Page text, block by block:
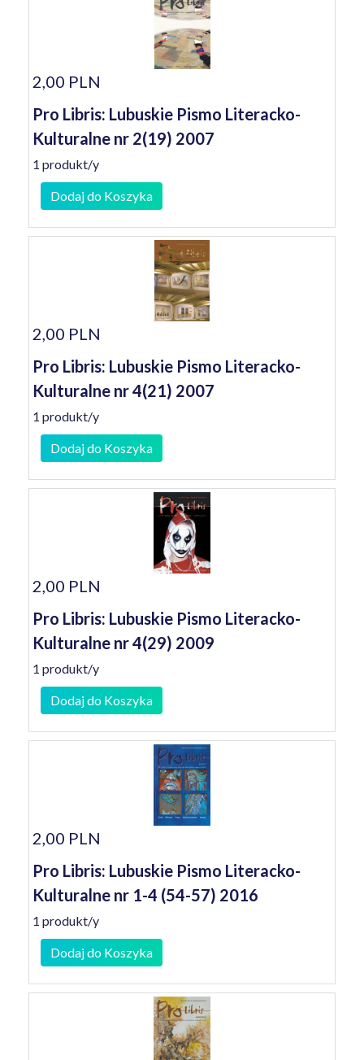
2,00 PLN
Pro Libris: Lubuskie Pismo Literacko-
Kulturalne nr 2(19) 2007
1 produkt/y
Dodaj do Koszyka
2,00 PLN
Pro Libris: Lubuskie Pismo Literacko-
Kulturalne nr 4(21) 2007
1 produkt/y
Dodaj do Koszyka
2,00 PLN
Pro Libris: Lubuskie Pismo Literacko-
Kulturalne nr 4(29) 2009
1 produkt/y
Dodaj do Koszyka
2,00 PLN
Pro Libris: Lubuskie Pismo Literacko-
Kulturalne nr 1-4 (54-57) 2016
1 produkt/y
Dodaj do Koszyka